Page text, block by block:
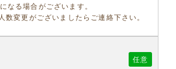
なる場合がございます。
数変更がございましたらご連絡下さい。
任意